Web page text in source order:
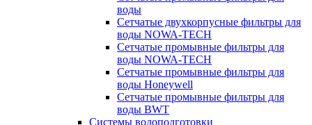
воды
Сетчатые двухкорпусные фильтры для
воды NOWA-TECH
Сетчатые промывные фильтры для
воды NOWA-TECH
Сетчатые промывные фильтры для
воды Honeywell
Сетчатые промывные фильтры для
воды BWT
Системы водоподготовки